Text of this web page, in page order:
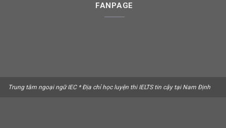
FANPAGE
Trung tâm ngoại ngữ IEC * Địa chỉ học luyện thi IELTS tin cậy tại Nam Định